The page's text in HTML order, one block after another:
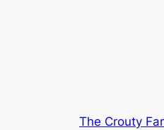
The Crouty